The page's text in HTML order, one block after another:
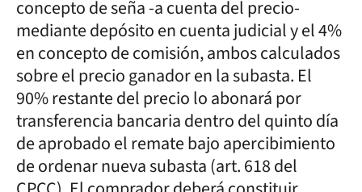
concepto de seña -a cuenta del precio-
mediante depósito en cuenta judicial y el 4%
en concepto de comisión, ambos calculados
sobre el precio ganador en la subasta. El
90% restante del precio lo abonará por
transferencia bancaria dentro del quinto día
de aprobado el remate bajo apercibimiento
de ordenar nueva subasta (art. 618 del